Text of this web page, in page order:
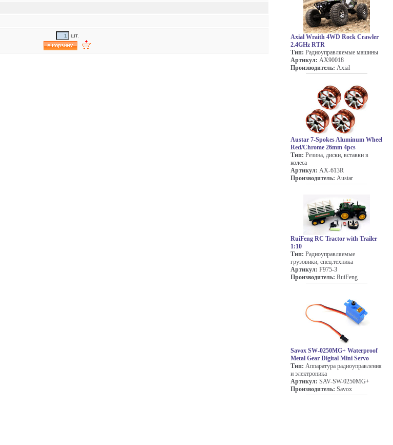
шт.
Axial Wraith 4WD Rock Crawler
2.4GHz RTR
Тип: Радиоуправляемые машины
Артикул: AX90018
Производитель: Axial
Austar 7-Spokes Aluminum Wheel
Red/Chrome 26mm 4pcs
Тип: Резина, диски, вставки в
колеса
Артикул: AX-613R
Производитель: Austar
RuiFeng RC Tractor with Trailer
1:10
Тип: Радиоуправляемые
грузовики, спец.техника
Артикул: F975-3
Производитель: RuiFeng
Savox SW-0250MG+ Waterproof
Metal Gear Digital Mini Servo
Тип: Аппаратура радиоуправления
и электроника
Артикул: SAV-SW-0250MG+
Производитель: Savox